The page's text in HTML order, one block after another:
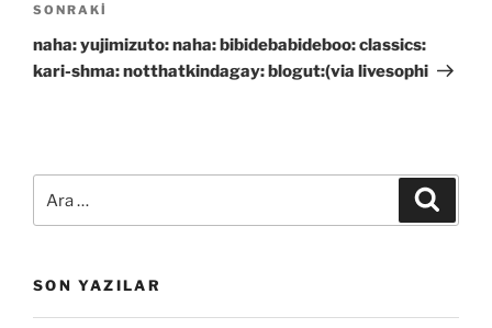
Sonraki
Yazı
SONRAKI
naha: yujimizuto: naha: bibidebabideboo: classics:
kari-shma: notthatkindagay: blogut:(via livesophi
SON YAZILAR